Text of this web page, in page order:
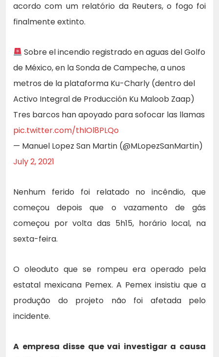
acordo com um relatório da Reuters, o fogo foi
finalmente extinto.
Sobre el incendio registrado en aguas del Golfo
de México, en la Sonda de Campeche, a unos
metros de la plataforma Ku-Charly (dentro del
Activo Integral de Producción Ku Maloob Zaap)
Tres barcos han apoyado para sofocar las llamas
pic.twitter.com/thIOl8PLQo
— Manuel Lopez San Martin (@MLopezSanMartin)
July 2, 2021
Nenhum ferido foi relatado no incêndio, que
começou depois que o vazamento de gás
começou por volta das 5h15, horário local, na
sexta-feira.
O oleoduto que se rompeu era operado pela
estatal mexicana Pemex. A Pemex insistiu que a
produção do projeto não foi afetada pelo
incidente.
A empresa disse que vai investigar a causa